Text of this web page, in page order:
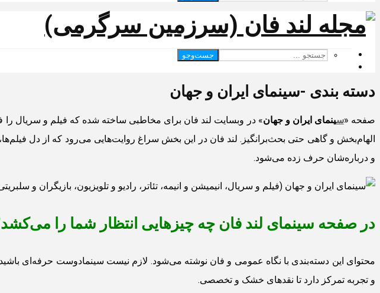
جست‌وجو
دسته بندی -سینمای ایران و جهان
صفحه «سینمای ایران و جهان» در وبسایت لند فان برای مخاطبی ساخته شده که فیلم و سریال را
الهام‌بخش و گاهی حتی بحث‌برانگیز. لند فان در این بخش سراغ روایت‌هایی می‌رود که از دل
و درباره‌شان حرف زده می‌شود.
در صفحه سینمای لند فان چه چیزهایی انتظار شما را
محتوای این دسته‌بندی با نگاه عمومی و فان نوشته می‌شود. لازم نیست سینمادوست حرفه‌ای
و تجربه تمرکز دارد تا نقدهای خشک و تخصصی.